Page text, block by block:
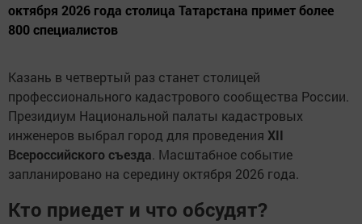
октября 2026 года столица Татарстана примет более
800 специалистов
Казань в четвертый раз станет столицей
профессионального кадастрового сообщества России.
Президиум Национальной палаты кадастровых
инженеров выбрал город для проведения XII
Всероссийского съезда. Масштабное событие
запланировано на середину октября 2026 года.
Кто приедет и что обсудят?